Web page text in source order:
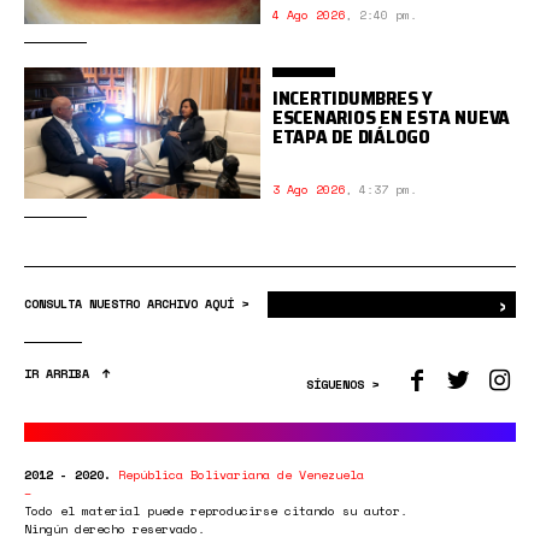
4 Ago 2026, 2:40 pm.
INCERTIDUMBRES Y
ESCENARIOS EN ESTA NUEVA
ETAPA DE DIÁLOGO
3 Ago 2026, 4:37 pm.
CONSULTA NUESTRO ARCHIVO AQUÍ > ›
IR ARRIBA
SÍGUENOS >
2012 - 2020. República Bolivariana de Venezuela
Todo el material puede reproducirse citando su autor.
Ningún derecho reservado.